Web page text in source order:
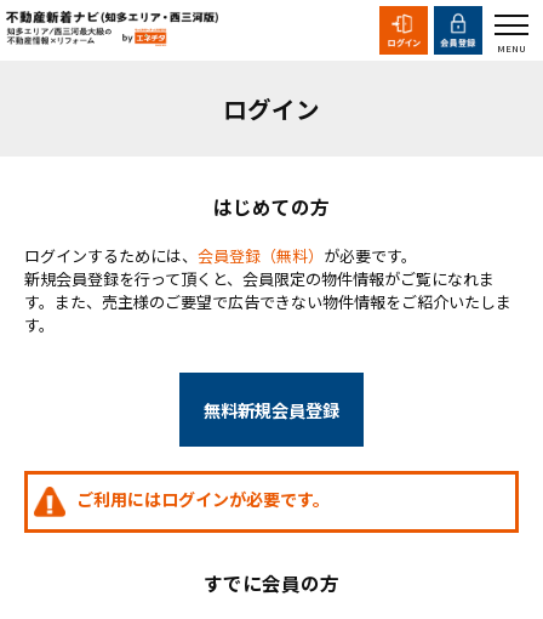
ログイン
はじめての方
ログインするためには、 会員登録（無料） が必要です。
新規会員登録を行って頂くと、会員限定の物件情報がご覧になれま
す。また、売主様のご要望で広告できない物件情報をご紹介いたしま
す。
無料新規会員登録
ご利用にはログインが必要です。
すでに会員の方